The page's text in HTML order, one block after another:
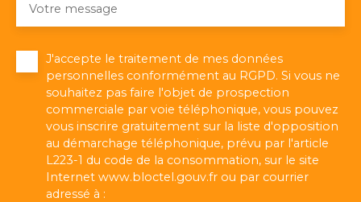
Votre message
J'accepte le traitement de mes données
personnelles conformément au RGPD. Si vous ne
souhaitez pas faire l'objet de prospection
commerciale par voie téléphonique, vous pouvez
vous inscrire gratuitement sur la liste d'opposition
au démarchage téléphonique, prévu par l'article
L223-1 du code de la consommation, sur le site
Internet www.bloctel.gouv.fr ou par courrier
adressé à :